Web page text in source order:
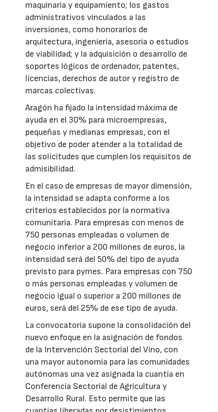
maquinaria y equipamiento; los gastos
administrativos vinculados a las
inversiones, como honorarios de
arquitectura, ingeniería, asesoría o estudios
de viabilidad; y la adquisición o desarrollo de
soportes lógicos de ordenador, patentes,
licencias, derechos de autor y registro de
marcas colectivas.
Aragón ha fijado la intensidad máxima de
ayuda en el 30% para microempresas,
pequeñas y medianas empresas, con el
objetivo de poder atender a la totalidad de
las solicitudes que cumplen los requisitos de
admisibilidad.
En el caso de empresas de mayor dimensión,
la intensidad se adapta conforme a los
criterios establecidos por la normativa
comunitaria. Para empresas con menos de
750 personas empleadas o volumen de
negocio inferior a 200 millones de euros, la
intensidad será del 50% del tipo de ayuda
previsto para pymes. Para empresas con 750
o más personas empleadas y volumen de
negocio igual o superior a 200 millones de
euros, será del 25% de ese tipo de ayuda.
La convocatoria supone la consolidación del
nuevo enfoque en la asignación de fondos
de la Intervención Sectorial del Vino, con
una mayor autonomía para las comunidades
autónomas una vez asignada la cuantía en
Conferencia Sectorial de Agricultura y
Desarrollo Rural. Esto permite que las